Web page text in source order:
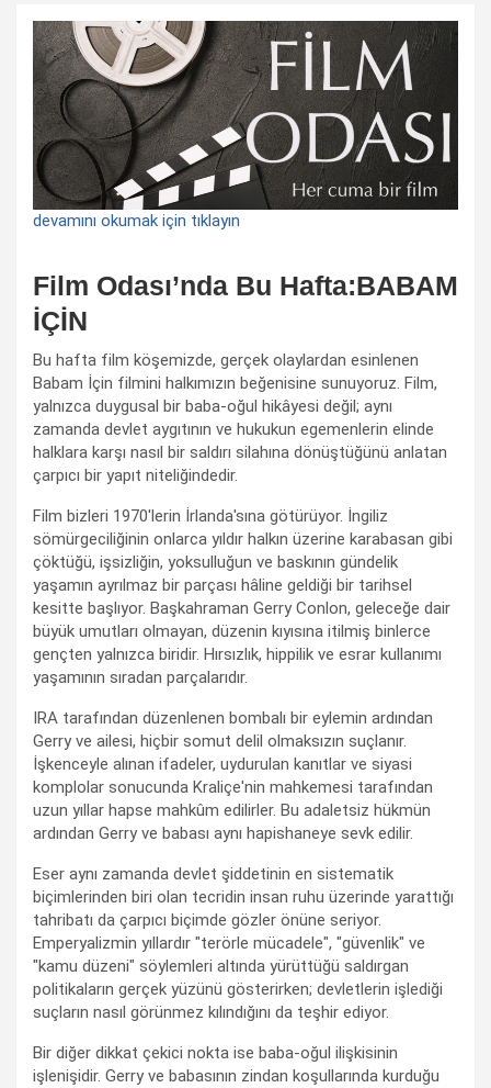
devamını okumak için tıklayın
Film Odası’nda Bu Hafta:BABAM
İÇİN
Bu hafta film köşemizde, gerçek olaylardan esinlenen
Babam İçin filmini halkımızın beğenisine sunuyoruz. Film,
yalnızca duygusal bir baba-oğul hikâyesi değil; aynı
zamanda devlet aygıtının ve hukukun egemenlerin elinde
halklara karşı nasıl bir saldırı silahına dönüştüğünü anlatan
çarpıcı bir yapıt niteliğindedir.
Film bizleri 1970'lerin İrlanda'sına götürüyor. İngiliz
sömürgeciliğinin onlarca yıldır halkın üzerine karabasan gibi
çöktüğü, işsizliğin, yoksulluğun ve baskının gündelik
yaşamın ayrılmaz bir parçası hâline geldiği bir tarihsel
kesitte başlıyor. Başkahraman Gerry Conlon, geleceğe dair
büyük umutları olmayan, düzenin kıyısına itilmiş binlerce
gençten yalnızca biridir. Hırsızlık, hippilik ve esrar kullanımı
yaşamının sıradan parçalarıdır.
IRA tarafından düzenlenen bombalı bir eylemin ardından
Gerry ve ailesi, hiçbir somut delil olmaksızın suçlanır.
İşkenceyle alınan ifadeler, uydurulan kanıtlar ve siyasi
komplolar sonucunda Kraliçe'nin mahkemesi tarafından
uzun yıllar hapse mahkûm edilirler. Bu adaletsiz hükmün
ardından Gerry ve babası aynı hapishaneye sevk edilir.
Eser aynı zamanda devlet şiddetinin en sistematik
biçimlerinden biri olan tecridin insan ruhu üzerinde yarattığı
tahribatı da çarpıcı biçimde gözler önüne seriyor.
Emperyalizmin yıllardır "terörle mücadele", "güvenlik" ve
"kamu düzeni" söylemleri altında yürüttüğü saldırgan
politikaların gerçek yüzünü gösterirken; devletlerin işlediği
suçların nasıl görünmez kılındığını da teşhir ediyor.
Bir diğer dikkat çekici nokta ise baba-oğul ilişkisinin
işlenişidir. Gerry ve babasının zindan koşullarında kurduğu